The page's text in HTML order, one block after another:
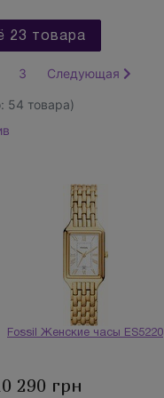
23 товара
3 Следующая
54 товара)
Fossil Женские часы ES5220
290 грн